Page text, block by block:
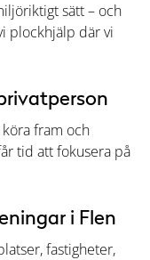
sätt – och
plockhjälp där vi
fram och
tid att fokusera på
i Flen
fastigheter,